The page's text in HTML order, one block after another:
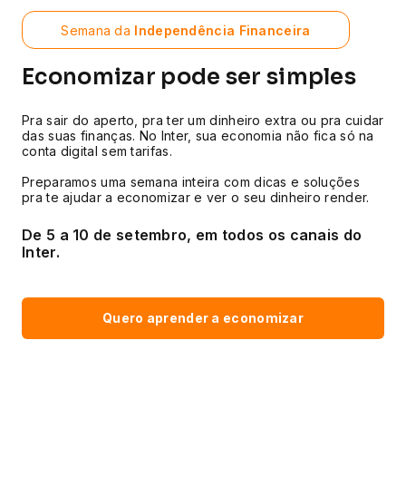
Semana da Independência Financeira
Economizar pode ser simples
Pra sair do aperto, pra ter um dinheiro extra ou pra cuidar
das suas finanças. No Inter, sua economia não fica só na
conta digital sem tarifas.
Preparamos uma semana inteira com dicas e soluções
pra te ajudar a economizar e ver o seu dinheiro render.
De 5 a 10 de setembro, em todos os canais do
Inter.
Quero aprender a economizar